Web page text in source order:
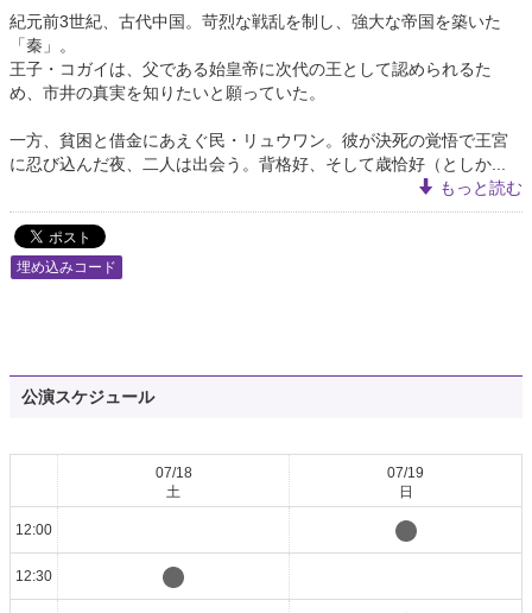
紀元前3世紀、古代中国。苛烈な戦乱を制し、強大な帝国を築いた
「秦」。
王子・コガイは、父である始皇帝に次代の王として認められるた
め、市井の真実を知りたいと願っていた。
一方、貧困と借金にあえぐ民・リュウワン。彼が決死の覚悟で王宮
に忍び込んだ夜、二人は出会う。背格好、そして歳恰好（としか...
もっと読む
埋め込みコード
公演スケジュール
07/18
土
07/19
日
12:00
12:30